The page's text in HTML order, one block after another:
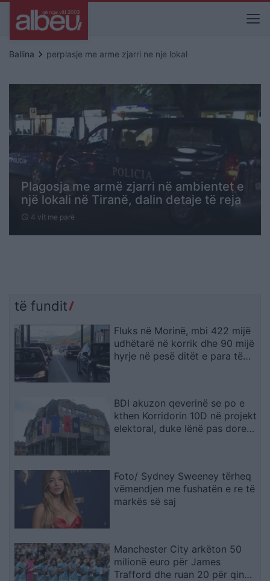
Ballina keyboard_arrow_right perplasje me arme zjarri ne nje lokal
Plagosja me armë zjarri në ambientet e
një lokali në Tiranë, dalin detaje të reja
schedule 4 vit me parë
të fundit
Fluks në Morinë, mbi 422 mijë
udhëtarë në korrik dhe 90 mijë
hyrje në pesë ditët e para të
BDI akuzon qeverinë se po e
kthen Korridorin 10D në projekt
elektoral, duke lënë pas dore
Foto/ Sydney Sweeney tërheq
vëmendjen me fushatën e re të
markës së saj
Manchester City arkëton 50
milionë euro për James
Trafford dhe ruan 20 për qind